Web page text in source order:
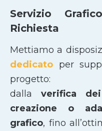
Servizio
Richiesta
Mettiamo a
dedicato per
progetto:
dalla verifica
creazione o
grafico, fino